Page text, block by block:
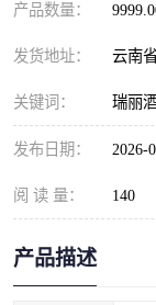
产品数量：
发货地址： 云南
关键词： 瑞丽
发布日期： 2026-
阅 读 量： 140
产品描述